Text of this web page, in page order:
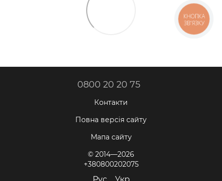
0800 20 20 75
Контакти
Повна версія сайту
Мапа сайту
© 2014—2026
+380800202075
КНОПКА
ЗВ'ЯЗКУ